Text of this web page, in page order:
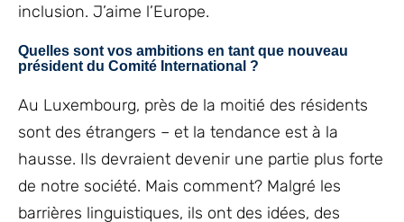
inclusion. J’aime l’Europe.
Quelles sont vos ambitions en tant que nouveau
président du Comité International ?
Au Luxembourg, près de la moitié des résidents
sont des étrangers – et la tendance est à la
hausse. Ils devraient devenir une partie plus forte
de notre société. Mais comment? Malgré les
barrières linguistiques, ils ont des idées, des